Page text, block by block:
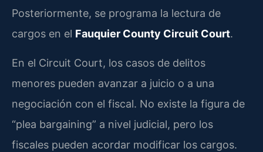
Posteriormente, se programa la lectura de
cargos en el Fauquier County Circuit Court.
En el Circuit Court, los casos de delitos
menores pueden avanzar a juicio o a una
negociación con el fiscal. No existe la figura de
“plea bargaining” a nivel judicial, pero los
fiscales pueden acordar modificar los cargos.